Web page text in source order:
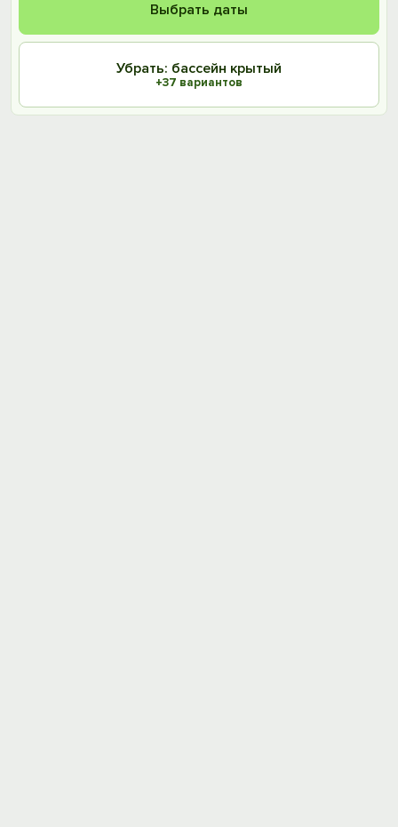
Выбрать даты
Убрать: бассейн крытый
+37 вариантов